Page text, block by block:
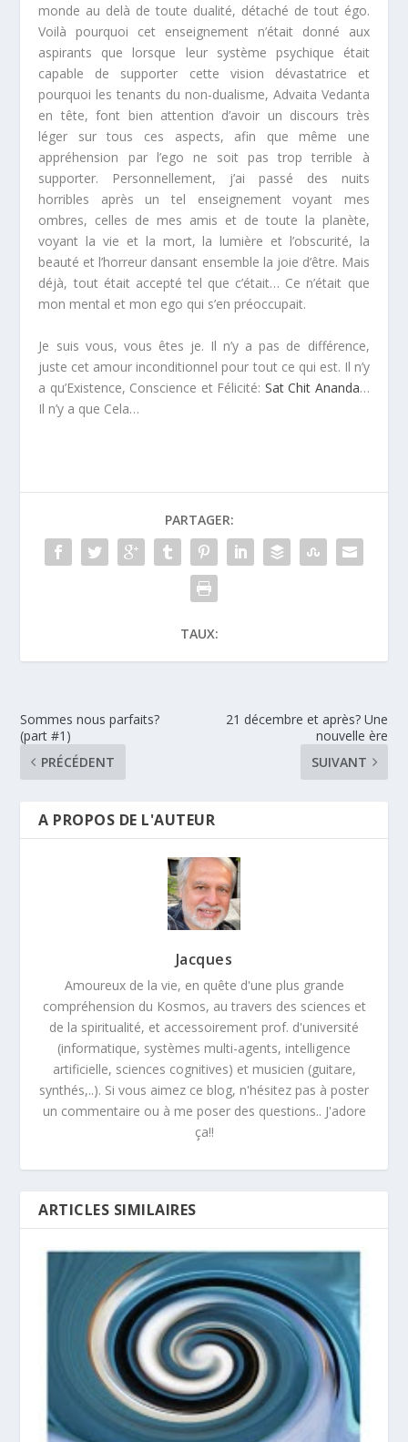
monde au delà de toute dualité, détaché de tout égo.
Voilà pourquoi cet enseignement n’était donné aux
aspirants que lorsque leur système psychique était
capable de supporter cette vision dévastatrice et
pourquoi les tenants du non-dualisme, Advaita Vedanta
en tête, font bien attention d’avoir un discours très
léger sur tous ces aspects, afin que même une
appréhension par l’ego ne soit pas trop terrible à
supporter. Personnellement, j’ai passé des nuits
horribles après un tel enseignement voyant mes
ombres, celles de mes amis et de toute la planète,
voyant la vie et la mort, la lumière et l’obscurité, la
beauté et l’horreur dansant ensemble la joie d’être. Mais
déjà, tout était accepté tel que c’était… Ce n’était que
mon mental et mon ego qui s’en préoccupait.
Je suis vous, vous êtes je. Il n’y a pas de différence,
juste cet amour inconditionnel pour tout ce qui est. Il n’y
a qu’Existence, Conscience et Félicité: Sat Chit Ananda…
Il n’y a que Cela…
PARTAGER:
TAUX:
Sommes nous parfaits?
(part #1)
PRÉCÉDENT
21 décembre et après? Une
nouvelle ère
SUIVANT
A PROPOS DE L'AUTEUR
Jacques
Amoureux de la vie, en quête d'une plus grande
compréhension du Kosmos, au travers des sciences et
de la spiritualité, et accessoirement prof. d'université
(informatique, systèmes multi-agents, intelligence
artificielle, sciences cognitives) et musicien (guitare,
synthés,..). Si vous aimez ce blog, n'hésitez pas à poster
un commentaire ou à me poser des questions.. J'adore
ça!!
ARTICLES SIMILAIRES